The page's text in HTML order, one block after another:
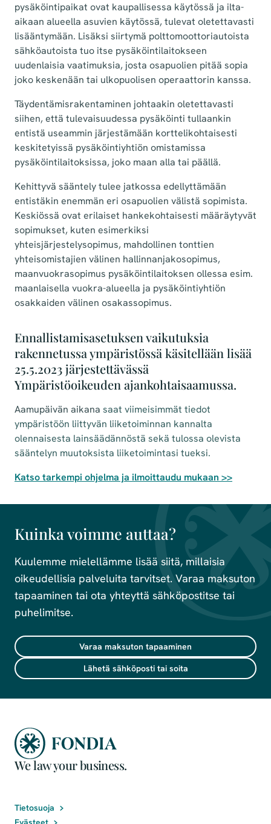
pysäköintipaikat ovat kaupallisessa käytössä ja ilta-
aikaan alueella asuvien käytössä, tulevat oletettavasti
lisääntymään. Lisäksi siirtymä polttomoottoriautoista
sähköautoista tuo itse pysäköintilaitokseen
uudenlaisia vaatimuksia, josta osapuolien pitää sopia
joko keskenään tai ulkopuolisen operaattorin kanssa.
Täydentämisrakentaminen johtaakin oletettavasti
siihen, että tulevaisuudessa pysäköinti tullaankin
entistä useammin järjestämään korttelikohtaisesti
keskitetyissä pysäköintiyhtiön omistamissa
pysäköintilaitoksissa, joko maan alla tai päällä.
Kehittyvä sääntely tulee jatkossa edellyttämään
entistäkin enemmän eri osapuolien välistä sopimista.
Keskiössä ovat erilaiset hankekohtaisesti määräytyvät
sopimukset, kuten esimerkiksi
yhteisjärjestelysopimus, mahdollinen tonttien
yhteisomistajien välinen hallinnanjakosopimus,
maanvuokrasopimus pysäköintilaitoksen ollessa esim.
maanlaisella vuokra-alueella ja pysäköintiyhtiön
osakkaiden välinen osakassopimus.
Ennallistamisasetuksen vaikutuksia
rakennetussa ympäristössä käsitellään lisää
25.5.2023 järjestettävässä
Ympäristöoikeuden ajankohtaisaamussa.
Aamupäivän aikana saat viimeisimmät tiedot
ympäristöön liittyvän liiketoiminnan kannalta
olennaisesta lainsäädännöstä sekä tulossa olevista
sääntelyn muutoksista liiketoimintasi tueksi.
Katso tarkempi ohjelma ja ilmoittaudu mukaan >>
Kuinka voimme auttaa?
Kuulemme mielellämme lisää siitä, millaisia
oikeudellisia palveluita tarvitset. Varaa maksuton
tapaaminen tai ota yhteyttä sähköpostitse tai
puhelimitse.
Varaa maksuton tapaaminen
Lähetä sähköposti tai soita
We law your business.
Tietosuoja